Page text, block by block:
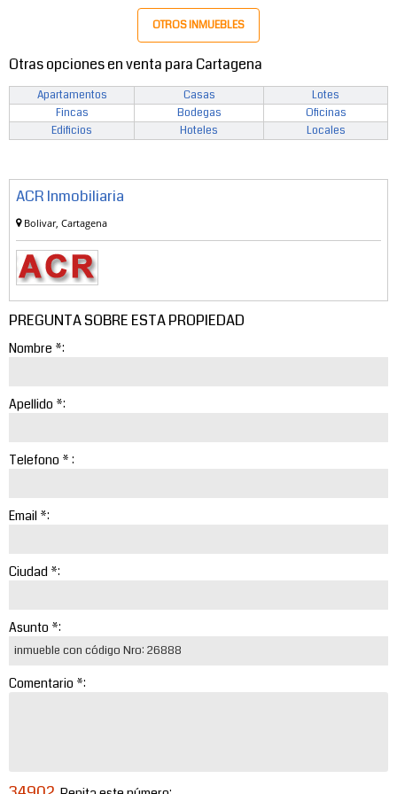
OTROS INMUEBLES
Otras opciones en venta para Cartagena
Apartamentos Casas
Lotes
Fincas
Bodegas
Oficinas
Edificios
Hoteles Locales
ACR Inmobiliaria
Bolivar, Cartagena
PREGUNTA SOBRE ESTA PROPIEDAD
Nombre *:
Apellido *:
Telefono * :
Email *:
Ciudad *:
Asunto *:
Comentario *: